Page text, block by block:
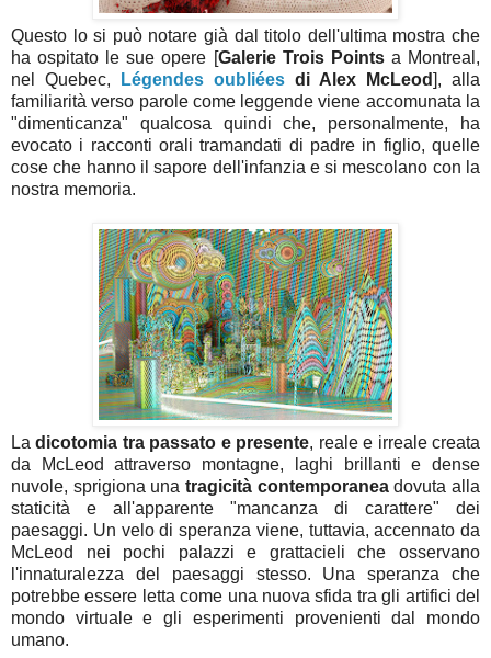
Questo lo si può notare già dal titolo dell'ultima mostra che
ha ospitato le sue opere [Galerie Trois Pointsa Montreal,
nel Quebec,
Légendes oubliées di Alex McLeod], alla
familiarità verso parole come leggende viene accomunata la
"dimenticanza" qualcosa quindi che, personalmente, ha
evocato i racconti orali tramandati di padre in figlio, quelle
cose che hanno il sapore dell'infanzia e si mescolano con la
nostra memoria.
Ladicotomia tra passato e presente, reale e irreale creata
da McLeod attraverso montagne, laghi brillanti e dense
nuvole, sprigiona una tragicità contemporaneadovuta alla
staticità e all'apparente "mancanza di carattere" dei
paesaggi. Un velo di speranza viene, tuttavia, accennato da
McLeod nei pochi palazzi e grattacieli che osservano
l'innaturalezza del paesaggi stesso. Una speranza che
potrebbe essere letta come una nuova sfida tra gli artifici del
mondo virtuale e gli esperimenti provenienti dal mondo
umano.